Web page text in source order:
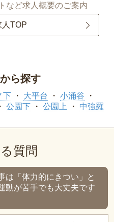
など求人概要のご案内
TOP
ら探す
下 大平台
小涌谷
公園下 公園上 中強羅
質問
は「体力的にきつい」と
動が苦手でも大丈夫です